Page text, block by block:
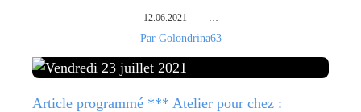
12.06.2021 …
Par Golondrina63
Article programmé *** Atelier pour chez :